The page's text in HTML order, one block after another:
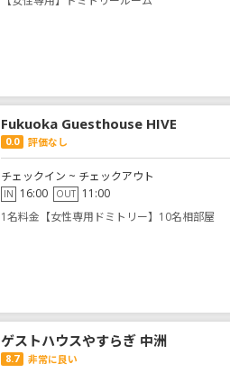
Fukuoka Guesthouse HIVE
0.0 評価なし
チェックイン ~ チェックアウト
IN 16:00 OUT 11:00
1名料金【女性専用ドミトリー】10名相部屋
ゲストハウスやすらぎ 中洲
8.7 非常に良い